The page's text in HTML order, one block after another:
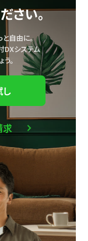
さい。
と自由に。
DXシステム
。
求